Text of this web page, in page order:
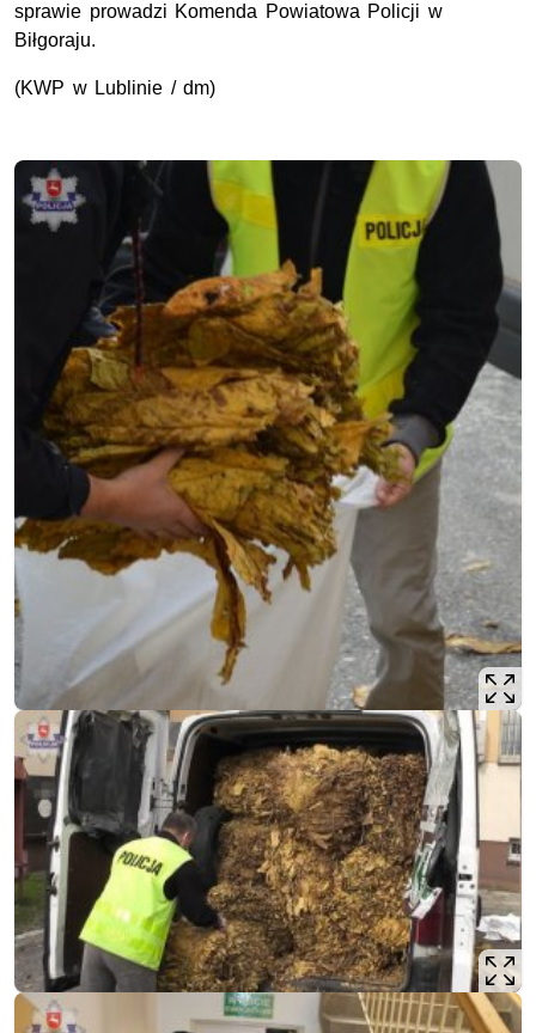
sprawie prowadzi Komenda Powiatowa Policji w
Biłgoraju.
(KWP w Lublinie / dm)